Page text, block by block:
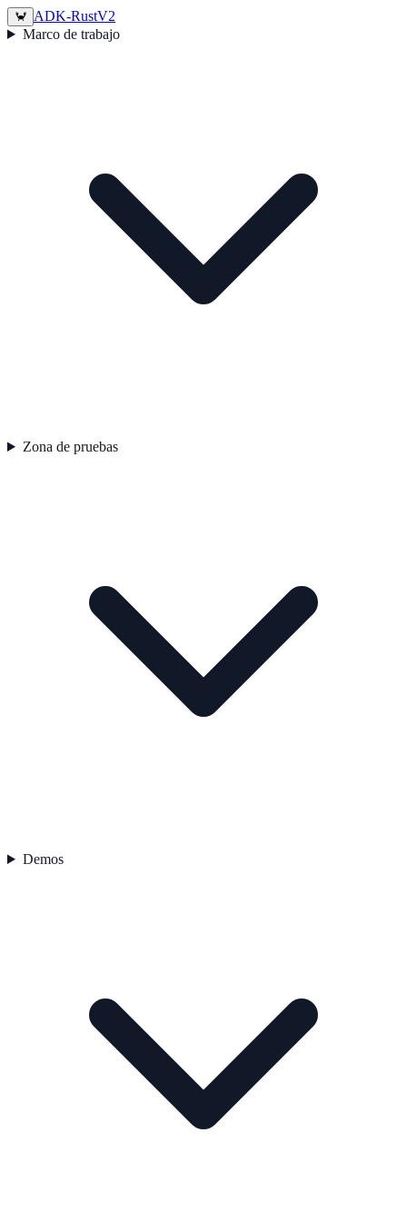
🦀 ADK-RustV2
Marco de trabajo
Zona de pruebas
Demos